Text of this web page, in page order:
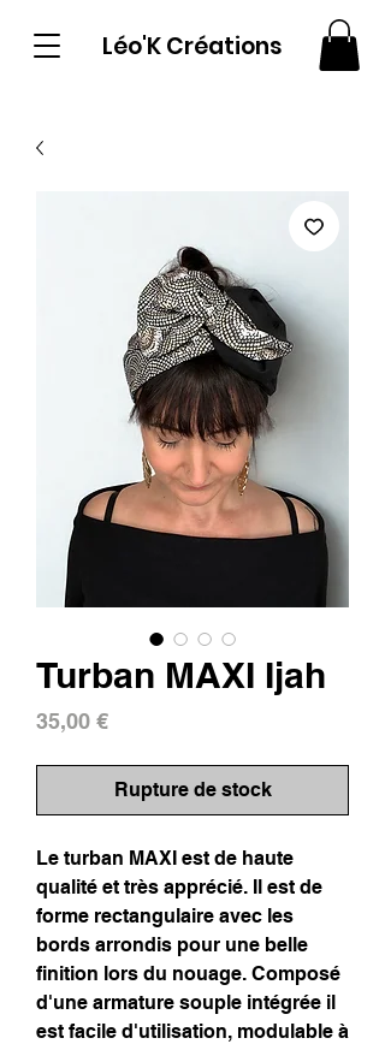
Léo'K Créations
Turban MAXI Ijah
35,00 €Prix
Rupture de stock
Le turban MAXI est de haute
qualité et très apprécié. Il est de
forme rectangulaire avec les
bords arrondis pour une belle
finition lors du nouage. Composé
d'une armature souple intégrée il
est facile d'utilisation, modulable à